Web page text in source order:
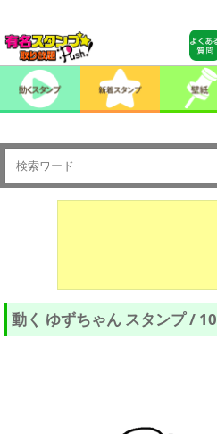
動く ゆずちゃん スタンプ / 10